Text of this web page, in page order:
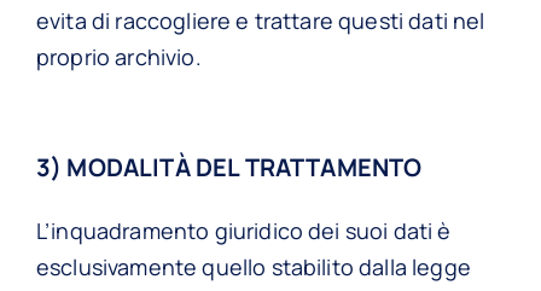
evita di raccogliere e trattare questi dati nel
proprio archivio.
3) MODALITÀ DEL TRATTAMENTO
L’inquadramento giuridico dei suoi dati è
esclusivamente quello stabilito dalla legge